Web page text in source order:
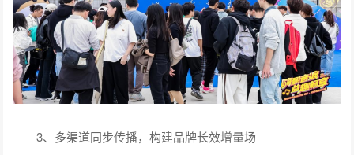
3、多渠道同步传播，构建品牌长效增量场